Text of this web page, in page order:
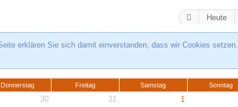
Heute
erklären Sie sich damit einverstanden, dass wir Cookies setzen.
Donnerstag Freitag Samstag Sonntag
30 31 1